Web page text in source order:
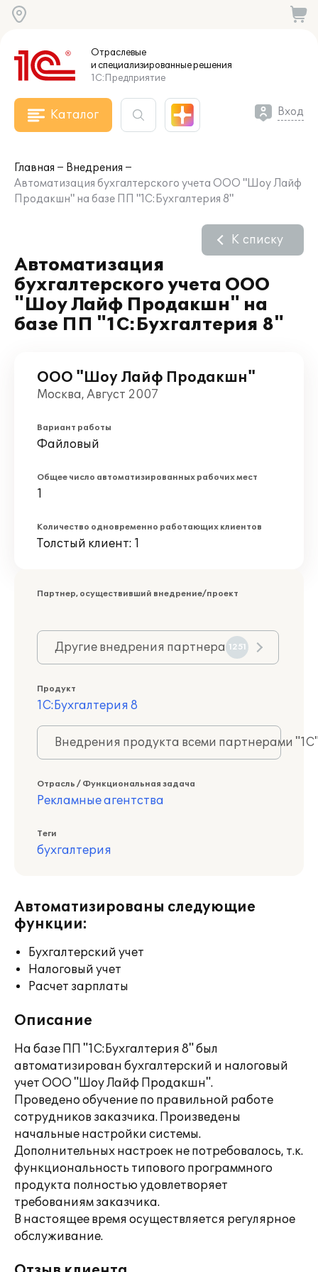
Отраслевые
и специализированныерешения
1С:Предприятие
Каталог Вход
Главная
Внедрения
Автоматизация бухгалтерского учета ООО "Шоу Лайф
Продакшн" на базе ПП "1С:Бухгалтерия 8"
Автоматизация
бухгалтерского учета ООО
"Шоу Лайф Продакшн" на
базе ПП "1С:Бухгалтерия 8"
К списку
ООО "Шоу Лайф Продакшн"
Москва, Август 2007
Вариант работы
Файловый
Общее число автоматизированных рабочих мест
1
Количество одновременно работающих клиентов
Толстый клиент: 1
Партнер, осуществивший внедрение/проект
Другие внедрения партнера 1251
Продукт
1С:Бухгалтерия 8
Внедрения продукта всеми партнерами
Отрасль / Функциональная задача
Рекламные агентства
Теги
бухгалтерия
Автоматизированы следующие
функции:
Бухгалтерский учет
Налоговый учет
Расчет зарплаты
Описание
На базе ПП "1С:Бухгалтерия 8" был
автоматизирован бухгалтерский и налоговый
учет ООО "Шоу Лайф Продакшн".
Проведено обучение по правильной работе
сотрудников заказчика. Произведены
начальные настройки системы.
Дополнительных настроек не потребовалось, т.к.
функциональность типового программного
продукта полностью удовлетворяет
требованиям заказчика.
В настоящее время осуществляется регулярное
обслуживание.